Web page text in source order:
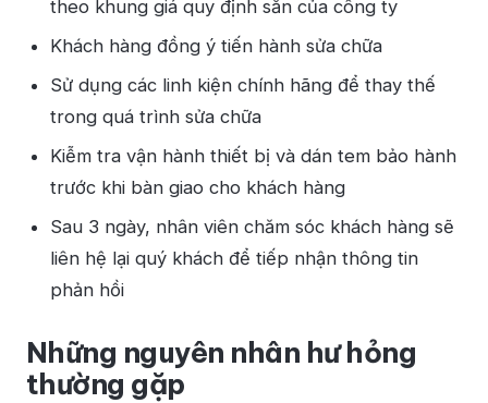
theo khung giá quy định sẵn của công ty
Khách hàng đồng ý tiến hành sửa chữa
Sử dụng các linh kiện chính hãng để thay thế
trong quá trình sửa chữa
Kiễm tra vận hành thiết bị và dán tem bảo hành
trước khi bàn giao cho khách hàng
Sau 3 ngày, nhân viên chăm sóc khách hàng sẽ
liên hệ lại quý khách để tiếp nhận thông tin
phản hồi
Những nguyên nhân hư hỏng
thường gặp